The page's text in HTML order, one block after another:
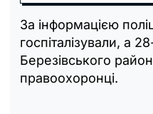
За інформацією
госпіталізували, а
Березівського
правоохоронці.